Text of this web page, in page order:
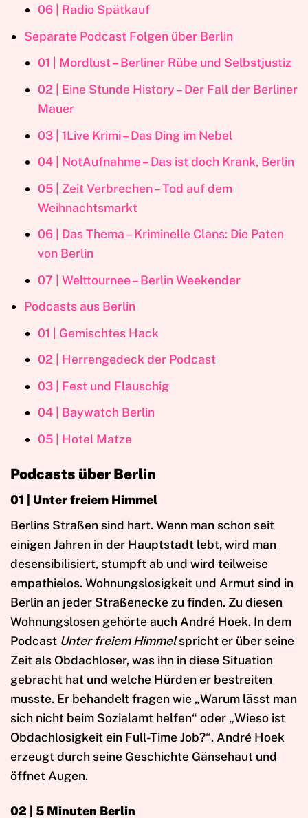
06 | Radio Spätkauf
Separate Podcast Folgen über Berlin
01 | Mordlust – Berliner Rübe und Selbstjustiz
02 | Eine Stunde History – Der Fall der Berliner
Mauer
03 | 1Live Krimi – Das Ding im Nebel
04 | NotAufnahme – Das ist doch Krank, Berlin
05 | Zeit Verbrechen – Tod auf dem
Weihnachtsmarkt
06 | Das Thema – Kriminelle Clans: Die Paten
von Berlin
07 | Welttournee – Berlin Weekender
Podcasts aus Berlin
01 | Gemischtes Hack
02 | Herrengedeck der Podcast
03 | Fest und Flauschig
04 | Baywatch Berlin
05 | Hotel Matze
Podcasts über Berlin
01 | Unter freiem Himmel
Berlins Straßen sind hart. Wenn man schon seit
einigen Jahren in der Hauptstadt lebt, wird man
desensibilisiert, stumpft ab und wird teilweise
empathielos. Wohnungslosigkeit und Armut sind in
Berlin an jeder Straßenecke zu finden. Zu diesen
Wohnungslosen gehörte auch André Hoek. In dem
Podcast Unter freiem Himmelspricht er über seine
Zeit als Obdachloser, was ihn in diese Situation
gebracht hat und welche Hürden er bestreiten
musste. Er behandelt fragen wie „Warum lässt man
sich nicht beim Sozialamt helfen“ oder „Wieso ist
Obdachlosigkeit ein Full-Time Job?“. André Hoek
erzeugt durch seine Geschichte Gänsehaut und
öffnet Augen.
02 | 5 Minuten Berlin